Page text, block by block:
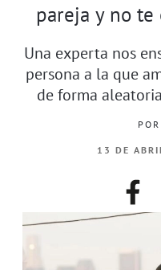
pareja y no te
Una experta nos
persona a la que
de forma
POR
13 DE